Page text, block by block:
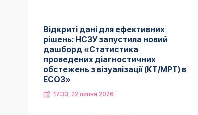
Відкриті дані для ефективних
рішень: НСЗУ запустила новий
дашборд «Статистика
проведених діагностичних
обстежень з візуалізації (КТ/МРТ) в
ЕСОЗ»
17:33, 22 липня 2026